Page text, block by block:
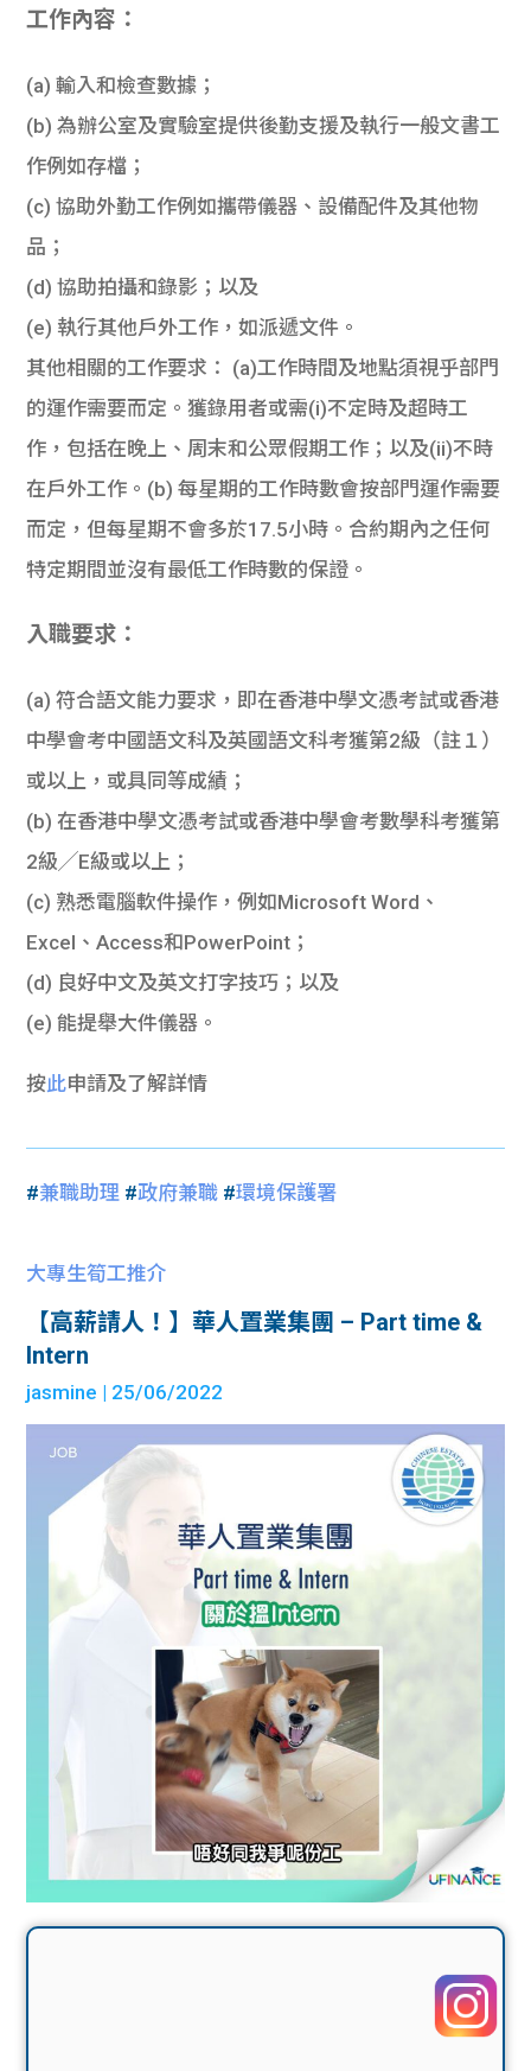
工作內容：
(a) 輸入和檢查數據；
(b) 為辦公室及實驗室提供後勤支援及執行一般文書工
作例如存檔；
(c) 協助外勤工作例如攜帶儀器、設備配件及其他物
品；
(d) 協助拍攝和錄影；以及
(e) 執行其他戶外工作，如派遞文件。
其他相關的工作要求： (a)工作時間及地點須視乎部門
的運作需要而定。獲錄用者或需(i)不定時及超時工
作，包括在晚上、周末和公眾假期工作；以及(ii)不時
在戶外工作。(b) 每星期的工作時數會按部門運作需要
而定，但每星期不會多於17.5小時。合約期內之任何
特定期間並沒有最低工作時數的保證。
入職要求：
(a) 符合語文能力要求，即在香港中學文憑考試或香港
中學會考中國語文科及英國語文科考獲第2級（註１）
或以上，或具同等成績；
(b) 在香港中學文憑考試或香港中學會考數學科考獲第
2級╱E級或以上；
(c) 熟悉電腦軟件操作，例如Microsoft Word、
Excel、Access和PowerPoint；
(d) 良好中文及英文打字技巧；以及
(e) 能提舉大件儀器。
按此申請及了解詳情
#兼職助理 #政府兼職 #環境保護署
大專生筍工推介
【高薪請人！】華人置業集團 – Part time &
Intern
jasmine | 25/06/2022